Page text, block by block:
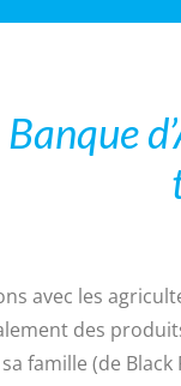
avec les
des
famille (de